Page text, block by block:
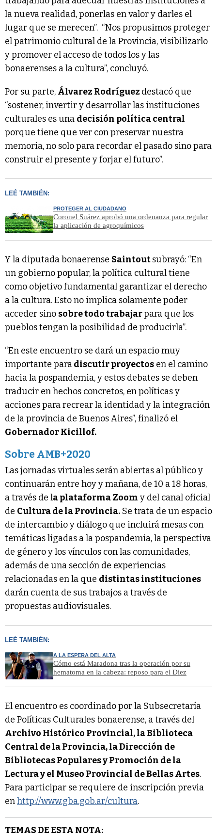
la nueva realidad, ponerlas en valor y darles el
lugar que se merecen”. “Nos propusimos proteger
el patrimonio cultural de la Provincia, visibilizarlo
y promover el acceso de todos los y las
bonaerenses a la cultura”, concluyó.
Por su parte, Álvarez Rodríguez destacó que
“sostener, invertir y desarrollar las instituciones
culturales es una decisión política central
porque tiene que ver con preservar nuestra
memoria, no solo para recordar el pasado sino para
construir el presente y forjar el futuro”.
LEÉ TAMBIÉN:
PROTEGER AL CIUDADANO
Coronel Suárez aprobó una ordenanza para regular
la aplicación de agroquímicos
Y la diputada bonaerense Saintoutsubrayó: “En
un gobierno popular, la política cultural tiene
como objetivo fundamental garantizar el derecho
a la cultura. Esto no implica solamente poder
acceder sino sobre todo trabajarpara que los
pueblos tengan la posibilidad de producirla”.
“En este encuentro se dará un espacio muy
importante paradiscutir proyectos en el camino
hacia la pospandemia, y estos debates se deben
traducir en hechos concretos, en políticas y
acciones para recrear la identidad y la integración
de la provincia de Buenos Aires”, finalizó el
Gobernador Kicillof.
Sobre AMB+2020
Las jornadas virtuales serán abiertas al público y
continuarán entre hoy y mañana, de 10 a 18 horas,
a través de la plataforma Zoom y del canal oficial
de Cultura de la Provincia. Se trata de un espacio
de intercambio y diálogo que incluirá mesas con
temáticas ligadas a la pospandemia, la perspectiva
de género y los vínculos con las comunidades,
además de una sección de experiencias
relacionadas en la que distintas instituciones
darán cuenta de sus trabajos a través de
propuestas audiovisuales.
LEÉ TAMBIÉN:
A LA ESPERA DEL ALTA
Cómo está Maradona tras la operación por su
hematoma en la cabeza: reposo para el Diez
El encuentro es coordinado por la Subsecretaría
de Políticas Culturales bonaerense, a través del
Archivo Histórico Provincial, la Biblioteca
Central de la Provincia, la Dirección de
Bibliotecas Populares y Promoción de la
Lectura y el Museo Provincial de Bellas Artes.
Para participar se requiere de inscripción previa
enhttp://www.gba.gob.ar/cultura.
TEMAS DE ESTA NOTA: